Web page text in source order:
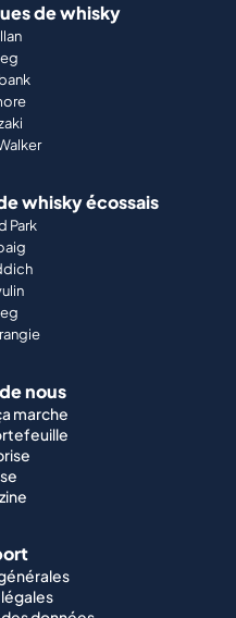
de whisky
whisky écossais
Park
nous
marche